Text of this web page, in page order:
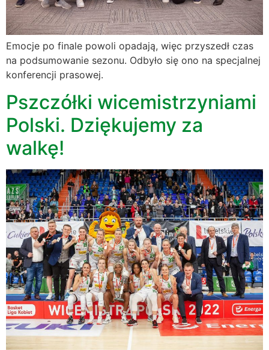
Emocje po finale powoli opadają, więc przyszedł czas
na podsumowanie sezonu. Odbyło się ono na specjalnej
konferencji prasowej.
Pszczółki wicemistrzyniami
Polski. Dziękujemy za
walkę!